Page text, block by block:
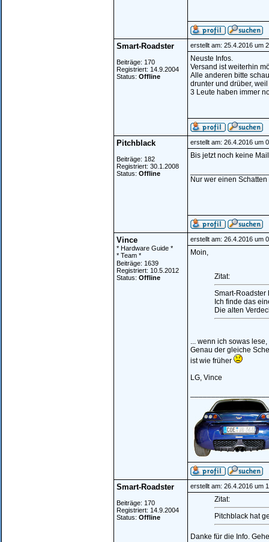
Smart-Roadster
Beiträge: 170
Registriert: 14.9.2004
Status: Offline
erstellt am: 25.4.2016 um
Neuste Infos.
Versand ist weiterhin
Alle anderen bitte
drunter und drüber,
3 Leute haben immer
Pitchblack
Beiträge: 182
Registriert: 30.1.2008
Status: Offline
erstellt am: 26.4.2016 um
Bis jetzt noch keine
Nur wer einen
Vince
* Hardware Guide *
* Team *
Beiträge: 1639
Registriert: 10.5.2012
Status: Offline
erstellt am: 26.4.2016 um
Moin,
Zitat:
Smart-Roadster
Ich finde das
Die alten
... wenn ich sowas
Genau der gleiche
ist wie früher
LG, Vince
Smart-Roadster
Beiträge: 170
Registriert: 14.9.2004
Status: Offline
erstellt am: 26.4.2016 um
Zitat:
Pitchblack hat
Danke für die Info.